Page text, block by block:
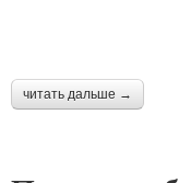
читать дальше →